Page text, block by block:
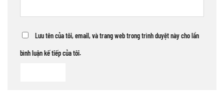
Lưu tên của tôi, email, và trang web trong trình duyệt này cho lần
bình luận kế tiếp của tôi.